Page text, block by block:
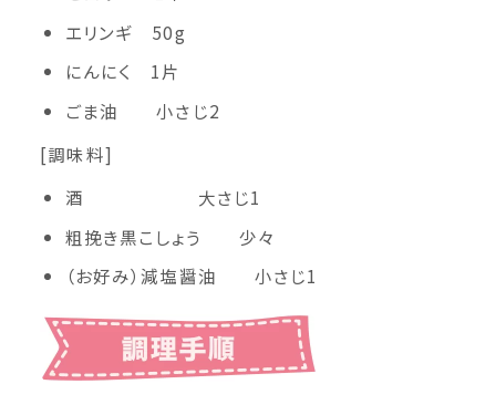
エリンギ 50g
にんにく 1片
ごま油 小さじ2
[調味料]
酒 大さじ1
粗挽き黒こしょう 少々
（お好み）減塩醤油 小さじ1